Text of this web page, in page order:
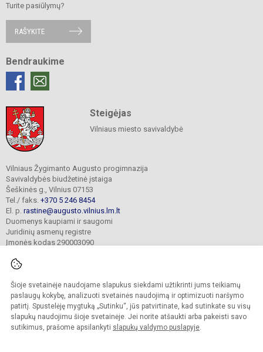
Šioje svetainėje naudojame slapukus siekdami užtikrinti jums teikiamų
paslaugų kokybę, analizuoti svetainės naudojimą ir optimizuoti naršymo
patirtį. Spustelėję mygtuką „Sutinku“, jūs patvirtinate, kad sutinkate su visų
slapukų naudojimu šioje svetainėje. Jei norite atšaukti arba pakeisti savo
sutikimus, prašome apsilankyti slapukų valdymo puslapyje.
Turite pasiūlymų?
RAŠYKITE
Bendraukime
Steigėjas
Vilniaus miesto savivaldybė
Vilniaus Žygimanto Augusto progimnazija
Savivaldybės biudžetinė įstaiga
Šeškinės g., Vilnius 07153
Tel./ faks. +370 5 246 8454
El. p. rastine@augusto.vilnius.lm.lt
Duomenys kaupiami ir saugomi
Juridinių asmenų registre
Įmonės kodas 290003090
© 2021. Vilniaus Žygimanto Augusto progimnazija. Visos teisės saugomos.
Kopijuoti turinį be raštiško mokyklos sutikimo griežtai draudžiama.
Versija neįgaliesiems Slapukų valdymas